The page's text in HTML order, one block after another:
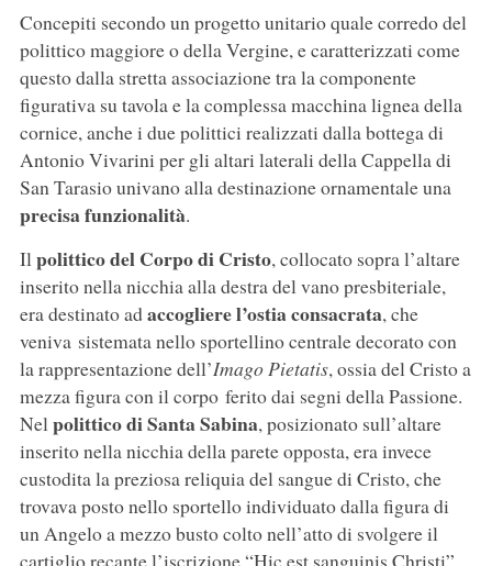
Concepiti secondo un progetto unitario quale corredo del
polittico maggiore o della Vergine, e caratterizzati come
questo dalla stretta associazione tra la componente
figurativa su tavola e la complessa macchina lignea della
cornice, anche i due polittici realizzati dalla bottega di
Antonio Vivarini per gli altari laterali della Cappella di
San Tarasio univano alla destinazione ornamentale una
precisa funzionalità.
Ilpolittico del Corpo di Cristo, collocato sopra l’altare
inserito nella nicchia alla destra del vano presbiteriale,
era destinato adaccogliere l’ostia consacrata, che
veniva sistemata nello sportellino centrale decorato con
la rappresentazione dell’Imago Pietatis, ossia del Cristo a
mezza figura con il corpo ferito dai segni della Passione.
Nelpolittico di Santa Sabina, posizionato sull’altare
inserito nella nicchia della parete opposta, era invece
custodita la preziosa reliquia del sangue di Cristo, che
trovava posto nello sportello individuato dalla figura di
un Angelo a mezzo busto colto nell’atto di svolgere il
cartiglio recante l’iscrizione “Hic est sanguinis Christi”.